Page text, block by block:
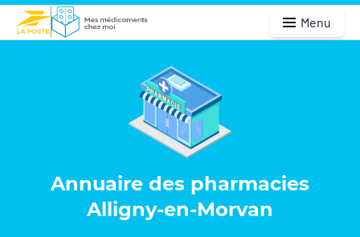
Menu
Annuaire des pharmacies
Alligny-en-Morvan